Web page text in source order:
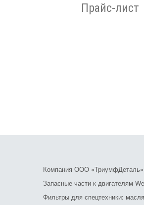
Прайс-лист
Компания ООО «ТриумфДеталь»
Запасные части к двигателям
Фильтры для спецтехники: